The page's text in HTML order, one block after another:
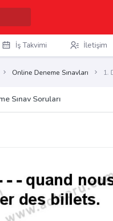
İş Takvimi İletişim
Online Deneme Sınavları 1.
Sınav Soruları